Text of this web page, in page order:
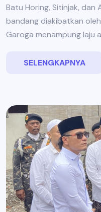
Batu Horing, Sitinjak, dan
bandang diakibatkan
Garoga menampung laju
SELENGKAPNYA